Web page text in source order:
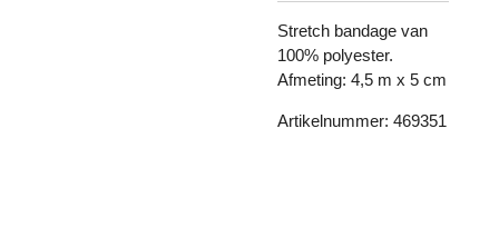
Stretch bandage van
100% polyester.
Afmeting: 4,5 m x 5 cm
Artikelnummer: 469351